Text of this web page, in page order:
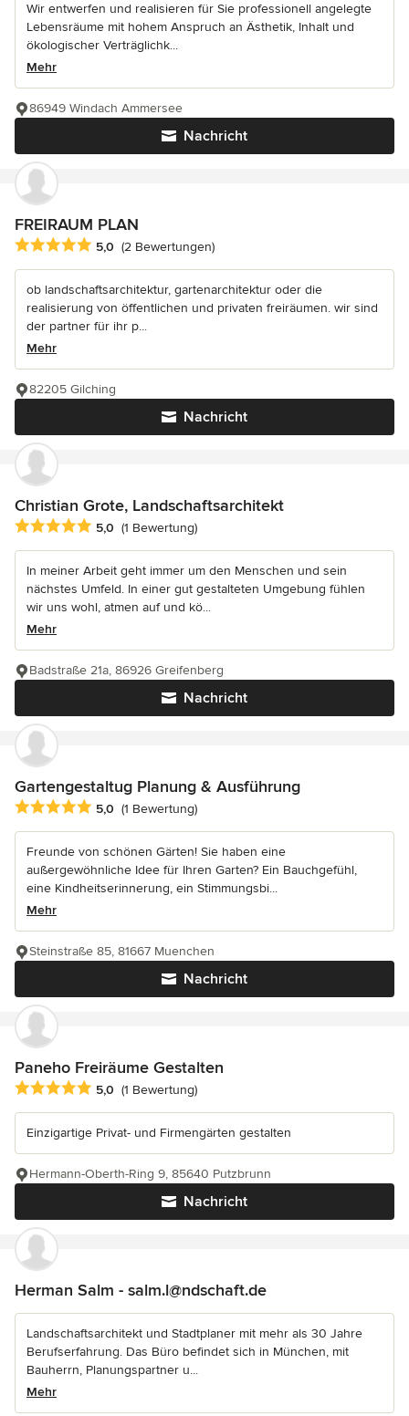
Wir entwerfen und realisieren für Sie professionell angelegte
Lebensräume mit hohem Anspruch an Ästhetik, Inhalt und
ökologischer Verträglichk...
Mehr
Nachricht
86949 Windach Ammersee
FREIRAUM PLAN
Durchschnittliche Bewertung: 5 von 5 Sternen
5,0 (2 Bewertungen)
ob landschaftsarchitektur, gartenarchitektur oder die
realisierung von öffentlichen und privaten freiräumen. wir sind
der partner für ihr p...
Mehr
Nachricht
82205 Gilching
Christian Grote, Landschaftsarchitekt
Durchschnittliche Bewertung: 5 von 5 Sternen
5,0 (1 Bewertung)
In meiner Arbeit geht immer um den Menschen und sein
nächstes Umfeld. In einer gut gestalteten Umgebung fühlen
wir uns wohl, atmen auf und kö...
Mehr
Nachricht
Badstraße 21a, 86926 Greifenberg
Gartengestaltug Planung & Ausführung
Durchschnittliche Bewertung: 5 von 5 Sternen
5,0 (1 Bewertung)
Freunde von schönen Gärten! Sie haben eine
außergewöhnliche Idee für Ihren Garten? Ein Bauchgefühl,
eine Kindheitserinnerung, ein Stimmungsbi...
Mehr
Nachricht
Steinstraße 85, 81667 Muenchen
Paneho Freiräume Gestalten
Durchschnittliche Bewertung: 5 von 5 Sternen
5,0 (1 Bewertung)
Einzigartige Privat- und Firmengärten gestalten
Nachricht
Hermann-Oberth-Ring 9, 85640 Putzbrunn
Herman Salm - salm.l@ndschaft.de
Landschaftsarchitekt und Stadtplaner mit mehr als 30 Jahre
Berufserfahrung. Das Büro befindet sich in München, mit
Bauherrn, Planungspartner u...
Mehr